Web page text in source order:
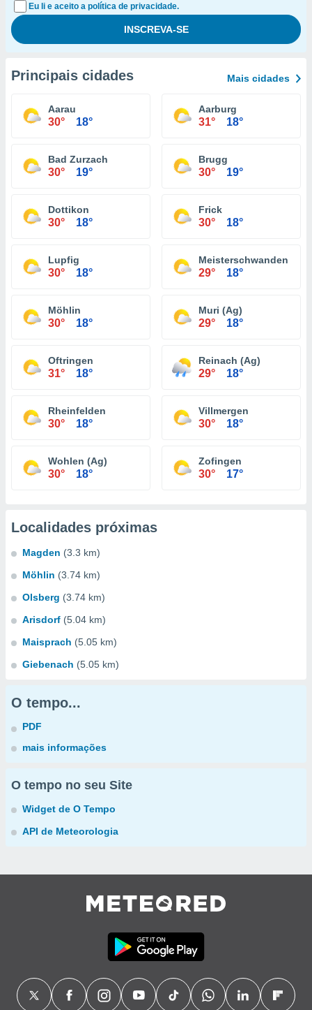
Eu li e aceito a política de privacidade.
Principais cidades Mais cidades
Aarau
30° 18°
Aarburg
31° 18°
Bad Zurzach
30° 19°
Brugg
30° 19°
Dottikon
30° 18°
Frick
30° 18°
Lupfig
30° 18°
Meisterschwanden
29° 18°
Möhlin
30° 18°
Muri (Ag)
29° 18°
Oftringen
31° 18°
Reinach (Ag)
29° 18°
Rheinfelden
30° 18°
Villmergen
30° 18°
Wohlen (Ag)
30° 18°
Zofingen
30° 17°
Localidades próximas
Magden (3.3 km)
Möhlin (3.74 km)
Olsberg (3.74 km)
Arisdorf (5.04 km)
Maisprach (5.05 km)
Giebenach (5.05 km)
O tempo...
PDF
mais informações
O tempo no seu Site
Widget de O Tempo
API de Meteorologia